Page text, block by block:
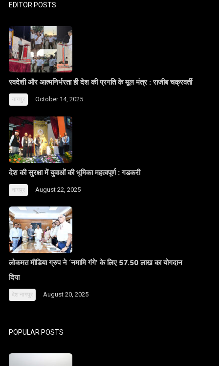
EDITOR POSTS
स्वदेशी और आत्मनिर्भरता ही देश की प्रगति के मूल मंत्र : राजीब चक्रवर्ती
नागपुर October 14, 2025
देश की सुरक्षा में युवाओं की भूमिका महत्वपूर्ण : गडकरी
नागपुर August 22, 2025
लोकमत मीडिया ग्रुप ने ‘नमामि गंगे’ के लिए 57.50 लाख का योगदान
दिया
देश नागपुर August 20, 2025
POPULAR POSTS